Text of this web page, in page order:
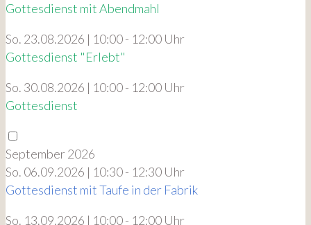
Gottesdienst mit Abendmahl
So. 23.08.2026 | 10:00 - 12:00 Uhr
Gottesdienst "Erlebt"
So. 30.08.2026 | 10:00 - 12:00 Uhr
Gottesdienst
September 2026
So. 06.09.2026 | 10:30 - 12:30 Uhr
Gottesdienst mit Taufe in der Fabrik
So. 13.09.2026 | 10:00 - 12:00 Uhr